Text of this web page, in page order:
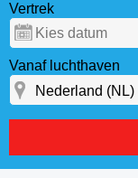
Vertrek
Vanaf luchthaven